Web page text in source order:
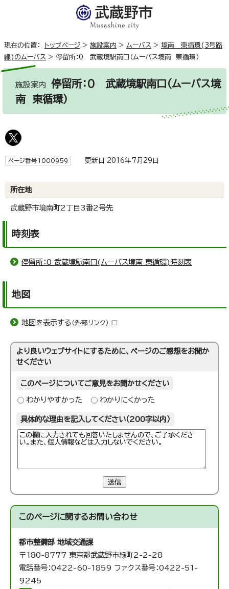
現在の位置： トップページ > 施設案内 > ムーバス > 境南 東循環(3号路
線)のムーバス > 停留所：0 武蔵境駅南口（ムーバス境南 東循環）
施設案内 停留所：0 武蔵境駅南口（ムーバス境
南 東循環）
ページ番号1000959 更新日 2016年7月29日
所在地
武蔵野市境南町2丁目3番2号先
時刻表
停留所：0 武蔵境駅南口(ムーバス境南 東循環)時刻表
地図
地図を表示する （外部リンク）
より良いウェブサイトにするために、ページのご感想をお聞か
せください
このページについてご意見をお聞かせください
わかりやすかった わかりにくかった
具体的な理由を記入してください（200字以内）
送信
このページに関するお問い合わせ
都市整備部 地域交通課
〒180-8777 東京都武蔵野市緑町2-2-28
電話番号：0422-60-1859 ファクス番号：0422-51-
9245